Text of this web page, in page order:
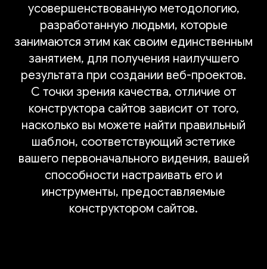
усовершенствованную методологию,
разработанную людьми, которые
занимаются этим как своим единственным
занятием, для получения наилучшего
результата при создании веб-проектов.
С точки зрения качества, отличие от
конструктора сайтов зависит от того,
насколько вы можете найти правильный
шаблон, соответствующий эстетике
вашего первоначального видения, вашей
способности настраивать его и
инструменты, предоставляемые
конструктором сайтов.